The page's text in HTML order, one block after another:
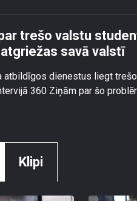
trešo valstu
savā valstī
atbildīgos dienestus liegt
360 Ziņām par šo
Klipi